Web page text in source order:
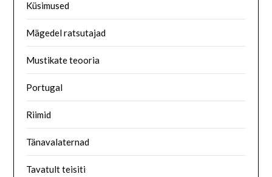
Küsimused
Mägedel ratsutajad
Mustikate teooria
Portugal
Riimid
Tänavalaternad
Tavatult teisiti